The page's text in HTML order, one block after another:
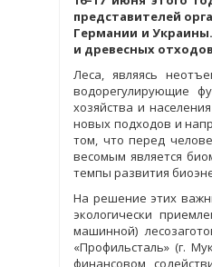
представителей
Германии и
и древесных
Леса, являясь
водорегулирующие
хозяйства и
новых подходов и
том, что перед
весомым является
темпы развития
На решение этих
экологически
машинной)
«Профильсталь» (г.
финансовом